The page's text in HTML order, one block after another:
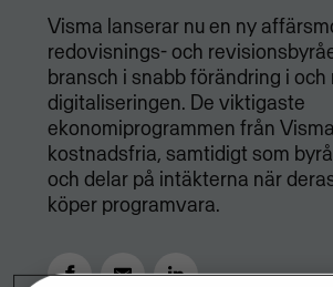
Visma lanserar nu en ny
redovisnings- och
bransch i snabb förändring i och
digitaliseringen. De viktigaste
ekonomiprogrammen från
kostnadsfria, samtidigt som
och delar på intäkterna när
köper programvara.